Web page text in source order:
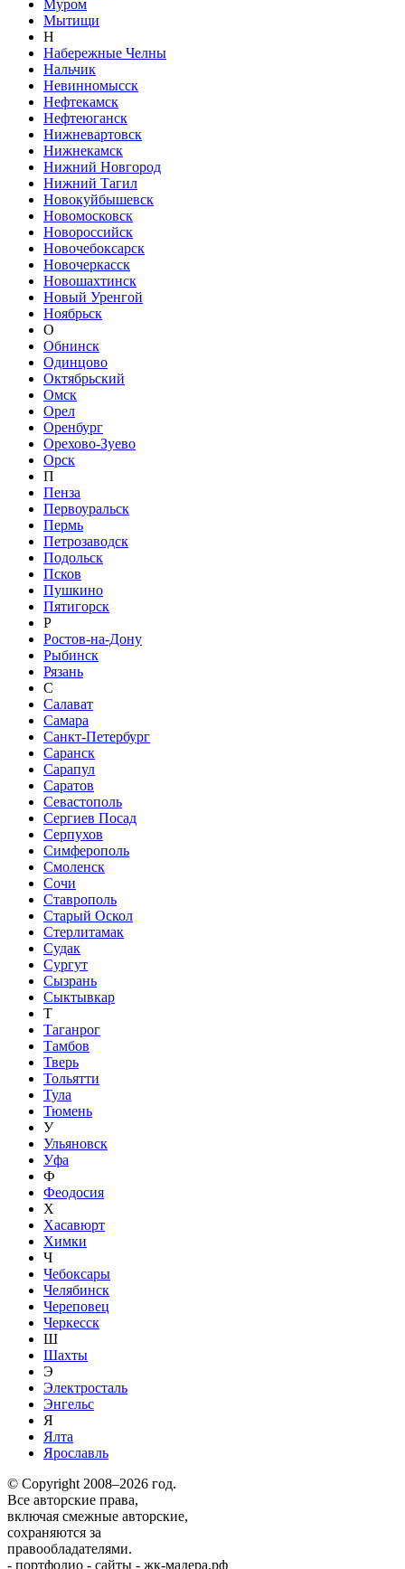
Муром
Мытищи
Н
Набережные Челны
Нальчик
Невинномысск
Нефтекамск
Нефтеюганск
Нижневартовск
Нижнекамск
Нижний Новгород
Нижний Тагил
Новокуйбышевск
Новомосковск
Новороссийск
Новочебоксарск
Новочеркасск
Новошахтинск
Новый Уренгой
Ноябрьск
О
Обнинск
Одинцово
Октябрьский
Омск
Орел
Оренбург
Орехово-Зуево
Орск
П
Пенза
Первоуральск
Пермь
Петрозаводск
Подольск
Псков
Пушкино
Пятигорск
Р
Ростов-на-Дону
Рыбинск
Рязань
С
Салават
Самара
Санкт-Петербург
Саранск
Сарапул
Саратов
Севастополь
Сергиев Посад
Серпухов
Симферополь
Смоленск
Сочи
Ставрополь
Старый Оскол
Стерлитамак
Судак
Сургут
Сызрань
Сыктывкар
Т
Таганрог
Тамбов
Тверь
Тольятти
Тула
Тюмень
У
Ульяновск
Уфа
Ф
Феодосия
Х
Хасавюрт
Химки
Ч
Чебоксары
Челябинск
Череповец
Черкесск
Ш
Шахты
Э
Электросталь
Энгельс
Я
Ялта
Ярославль
© Copyright 2008–2026 год.
Все авторские права,
включая смежные авторские,
сохраняются за
правообладателями.
- портфолио - сайты - жк-мадера.рф